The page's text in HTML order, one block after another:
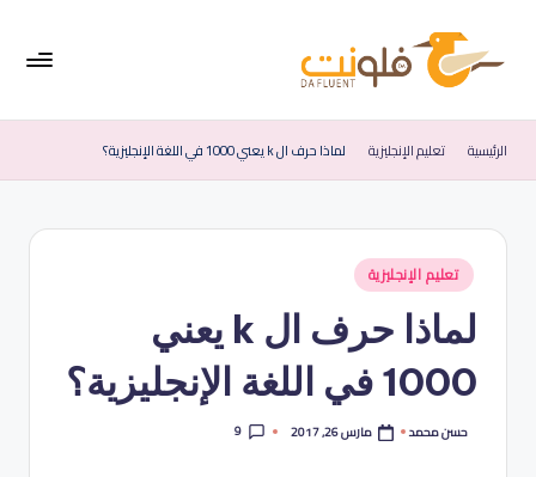
ون
ت
|
في
تعليم
الإنجليزية
الرئيسية تعليم الإنجليزية لماذا حرف ال k يعني 1000 في اللغة الإنجليزية؟
نُشر
في
تعليم الإنجليزية
لماذا حرف ال k يعني
1000 في اللغة الإنجليزية؟
تمّ
حسن محمد مارس 26, 2017 9